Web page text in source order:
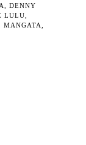
DENNY
LULU,
MANGATA,